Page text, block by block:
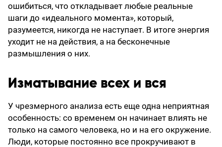
ошибиться, что откладывает любые реальные
шаги до «идеального момента», который,
разумеется, никогда не наступает. В итоге энергия
уходит не на действия, а на бесконечные
размышления о них.
Изматывание всех и вся
У чрезмерного анализа есть еще одна неприятная
особенность: со временем он начинает влиять не
только на самого человека, но и на его окружение.
Люди, которые постоянно все прокручивают в